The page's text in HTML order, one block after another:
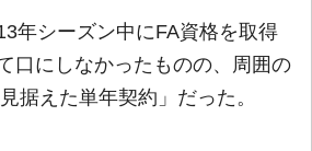
年シーズン中にFA資格を取得
口にしなかったものの、周囲の
据えた単年契約」だった。